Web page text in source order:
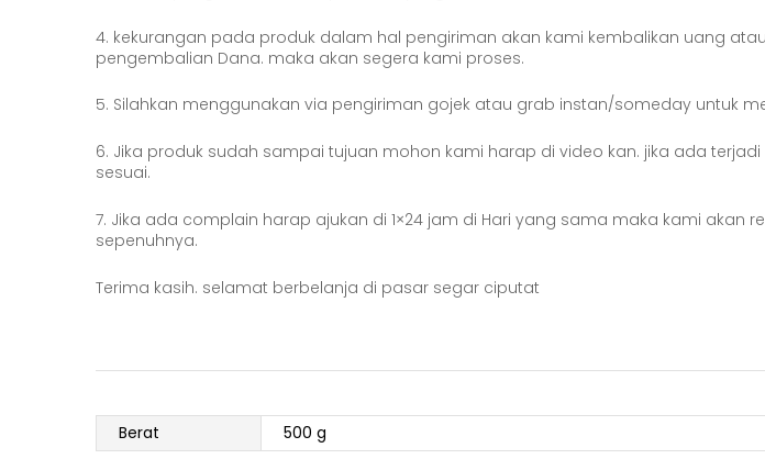
4. kekurangan pada produk dalam hal pengiriman akan kami kembalikan uang
pengembalian Dana. maka akan segera kami proses.
5. Silahkan menggunakan via pengiriman gojek atau grab instan/someday untuk
6. Jika produk sudah sampai tujuan mohon kami harap di video kan. jika ada
sesuai.
7. Jika ada complain harap ajukan di 1×24 jam di Hari yang sama maka kami akan
sepenuhnya.
Terima kasih. selamat berbelanja di pasar segar ciputat
Berat 500 g